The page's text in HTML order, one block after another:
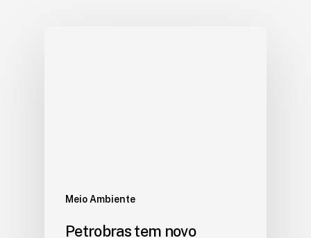
Meio Ambiente
Petrobras tem novo